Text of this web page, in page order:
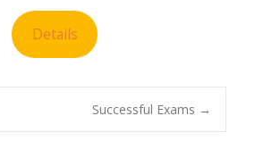
Details
Successful Exams →